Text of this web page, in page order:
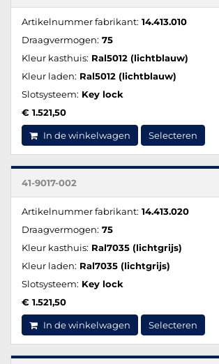
Artikelnummer fabrikant: 14.413.010
Draagvermogen: 75
Kleur kasthuis: Ral5012 (lichtblauw)
Kleur laden: Ral5012 (lichtblauw)
Slotsysteem: Key lock
€ 1.521,50
In de winkelwagen Selecteren
41-9017-002
Artikelnummer fabrikant: 14.413.020
Draagvermogen: 75
Kleur kasthuis: Ral7035 (lichtgrijs)
Kleur laden: Ral7035 (lichtgrijs)
Slotsysteem: Key lock
€ 1.521,50
In de winkelwagen Selecteren